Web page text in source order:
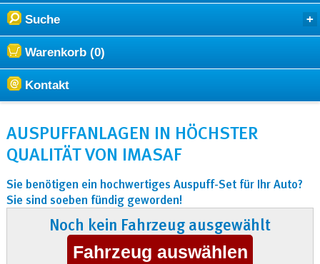
Suche
Warenkorb (0)
Kontakt
AUSPUFFANLAGEN IN HÖCHSTER
QUALITÄT VON IMASAF
Sie benötigen ein hochwertiges Auspuff-Set für Ihr Auto?
Sie sind soeben fündig geworden!
Noch kein Fahrzeug ausgewählt